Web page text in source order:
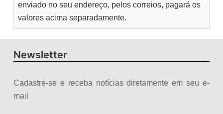
enviado no seu endereço, pelos correios, pagará os
valores acima separadamente.
Newsletter
Cadastre-se e receba notícias diretamente em seu e-
mail